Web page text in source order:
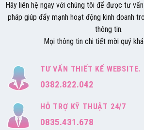
Hãy liên hệ ngay với chúng tôi để được tư
pháp giúp đẩy mạnh hoạt động kinh doanh
thông tin.
Mọi thông tin chi tiết mời quý
TƯ VẤN THIẾT KẾ WEBSITE.
0382.822.042
HỖ TRỢ KỸ THUẬT 24/7
0835.431.678